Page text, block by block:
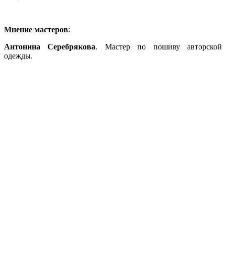
Мнение мастеров:
Антонина Серебрякова. Мастер по пошиву авторской
одежды.